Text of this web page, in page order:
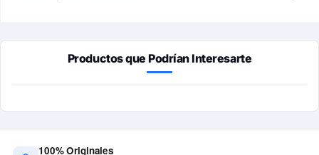
Productos que Podrían Interesarte
100% Originales